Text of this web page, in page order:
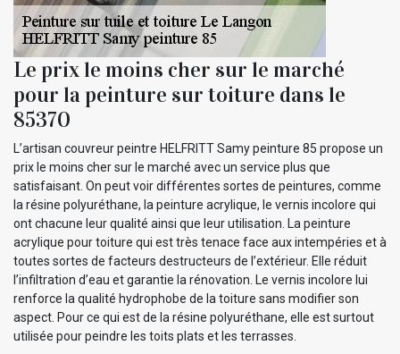
Le prix le moins cher sur le marché
pour la peinture sur toiture dans le
85370
L’artisan couvreur peintre HELFRITT Samy peinture 85 propose un
prix le moins cher sur le marché avec un service plus que
satisfaisant. On peut voir différentes sortes de peintures, comme
la résine polyuréthane, la peinture acrylique, le vernis incolore qui
ont chacune leur qualité ainsi que leur utilisation. La peinture
acrylique pour toiture qui est très tenace face aux intempéries et à
toutes sortes de facteurs destructeurs de l’extérieur. Elle réduit
l’infiltration d’eau et garantie la rénovation. Le vernis incolore lui
renforce la qualité hydrophobe de la toiture sans modifier son
aspect. Pour ce qui est de la résine polyuréthane, elle est surtout
utilisée pour peindre les toits plats et les terrasses.